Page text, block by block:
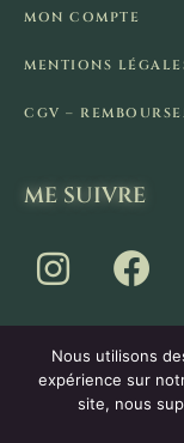
MON COMPTE
MENTIONS
CGV –
ME SUIVRE
2026 - La
Vous
Nous utilisons
expérience sur
site, nous